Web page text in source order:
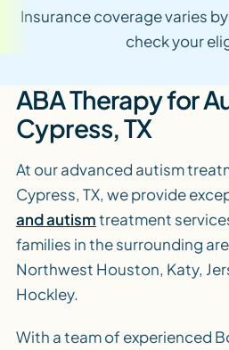
Insurance coverage varies
check your
ABA Therapy for
Cypress, TX
At our advanced autism
Cypress, TX, we provide
and autismtreatment
families in the surrounding
Northwest Houston, Katy,
Hockley.
With a team of experienced